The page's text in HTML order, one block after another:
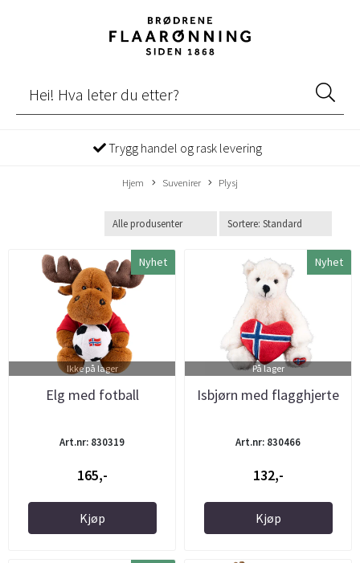
Trygg handel og rask levering
Hjem Suvenirer Plysj
Nyhet
Ikke på lager
Elg med fotball
Art.nr: 830319
165,-
Kjøp
Nyhet
På lager
Isbjørn med flagghjerte
Art.nr: 830466
132,-
Kjøp